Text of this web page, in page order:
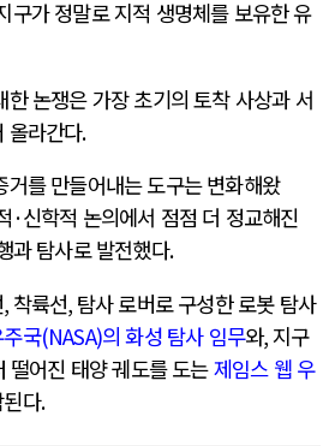
구가 정말로 지적 생명체를 보유한 유
논쟁은 가장 초기의 토착 사상과 서
올라간다.
를 만들어내는 도구는 변화해왔
·신학적 논의에서 점점 더 정교해진
과 탐사로 발전했다.
, 착륙선, 탐사 로버로 구성한 로봇 탐사
국(NASA)의 화성 탐사 임무와, 지구
떨어진 태양 궤도를 도는제임스 웹 우
다.